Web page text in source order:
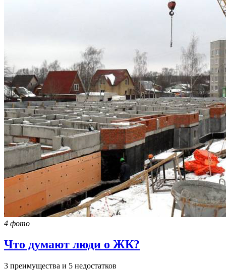
4 фото
Что думают люди о ЖК?
3 преимущества и 5 недостатков